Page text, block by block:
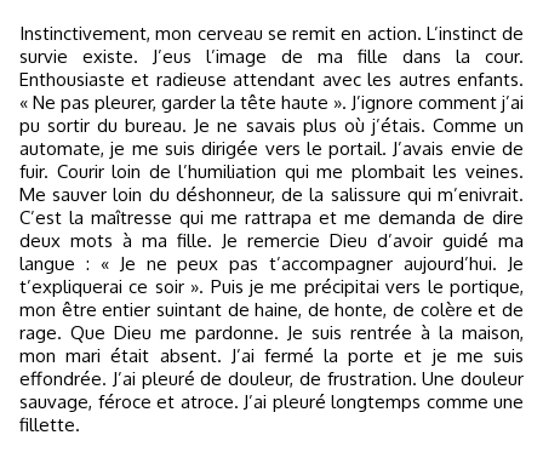
Instinctivement, mon cerveau se remit en action. L’instinct de
survie existe. J’eus l’image de ma fille dans la cour.
Enthousiaste et radieuse attendant avec les autres enfants.
« Ne pas pleurer, garder la tête haute ». J’ignore comment j’ai
pu sortir du bureau. Je ne savais plus où j’étais. Comme un
automate, je me suis dirigée vers le portail. J’avais envie de
fuir. Courir loin de l’humiliation qui me plombait les veines.
Me sauver loin du déshonneur, de la salissure qui m’enivrait.
C’est la maîtresse qui me rattrapa et me demanda de dire
deux mots à ma fille. Je remercie Dieu d’avoir guidé ma
langue : « Je ne peux pas t’accompagner aujourd’hui. Je
t’expliquerai ce soir ». Puis je me précipitai vers le portique,
mon être entier suintant de haine, de honte, de colère et de
rage. Que Dieu me pardonne. Je suis rentrée à la maison,
mon mari était absent. J’ai fermé la porte et je me suis
effondrée. J’ai pleuré de douleur, de frustration. Une douleur
sauvage, féroce et atroce. J’ai pleuré longtemps comme une
fillette.